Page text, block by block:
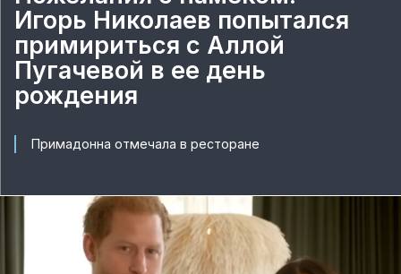
Игорь Николаев попытался
примириться с Аллой
Пугачевой в ее день
рождения
Примадонна отмечала в ресторане